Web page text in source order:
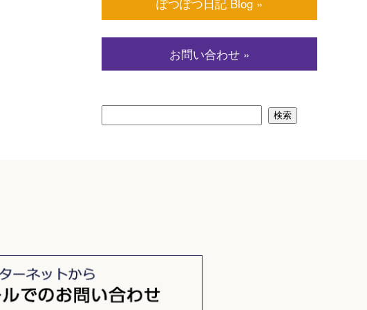
ぽつぽつ日記 Blog »
お問い合わせ »